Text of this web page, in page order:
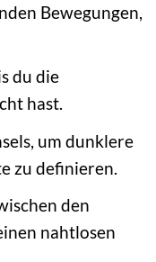
Bewegungen,
du die
hast.
um dunklere
zu definieren.
den
nahtlosen